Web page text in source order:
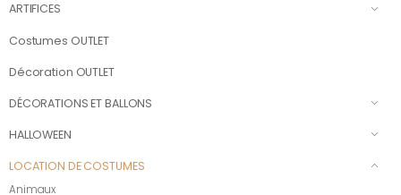
ARTIFICES
Costumes OUTLET
Décoration OUTLET
DÉCORATIONS ET BALLONS
HALLOWEEN
LOCATION DE COSTUMES
Animaux